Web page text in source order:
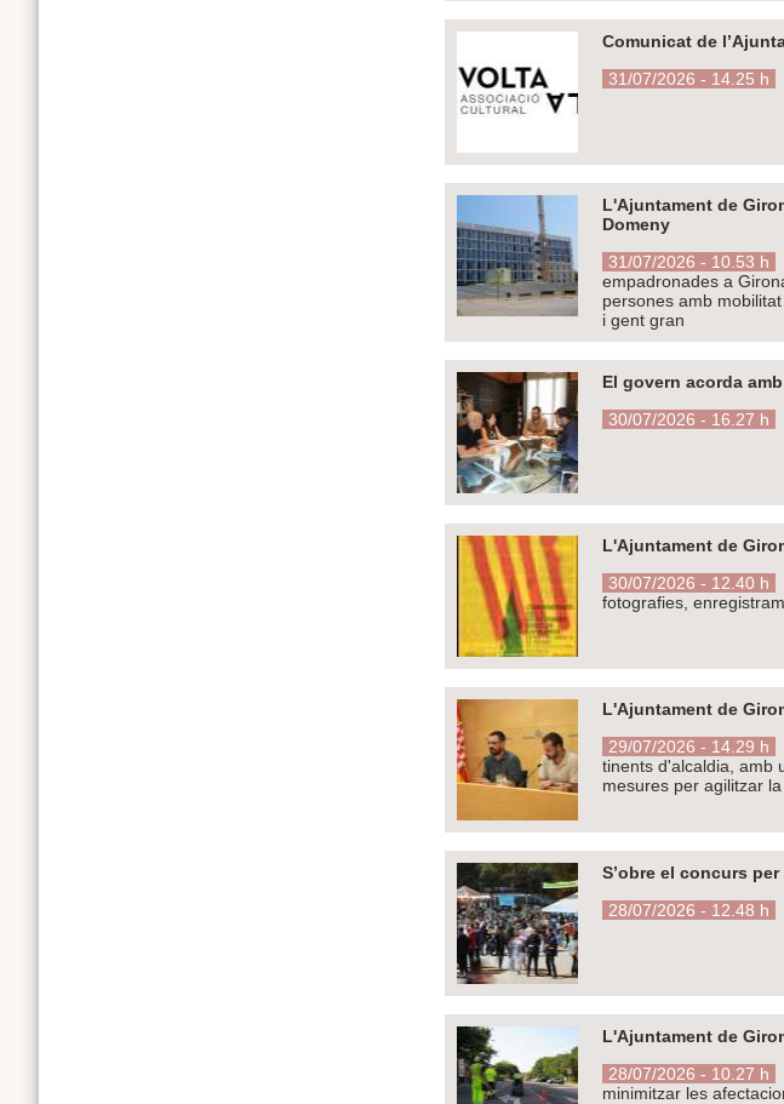
Comunicat de
31/07/2026 - 14.25 h
L'Ajuntament de
Domeny
31/07/2026 - 10.53 h
empadronades a
persones amb
i gent gran
El govern acorda
30/07/2026 - 16.27 h
L'Ajuntament de
30/07/2026 - 12.40 h
fotografies,
L'Ajuntament de
29/07/2026 - 14.29 h
tinents d'alcaldia, amb
mesures per agilitzar
S’obre el concurs
28/07/2026 - 12.48 h
L'Ajuntament de
28/07/2026 - 10.27 h
minimitzar les